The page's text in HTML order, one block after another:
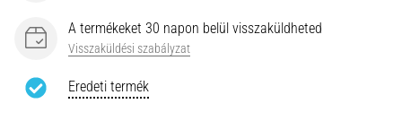
tapasztalsz
futás
vagy
A termékeket 30 napon belül visszaküldheted
Visszaküldési szabályzat
Eredeti termék